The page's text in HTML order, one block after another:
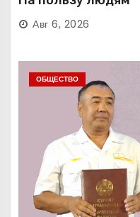
Авг 6, 2026
ОБЩЕСТВО